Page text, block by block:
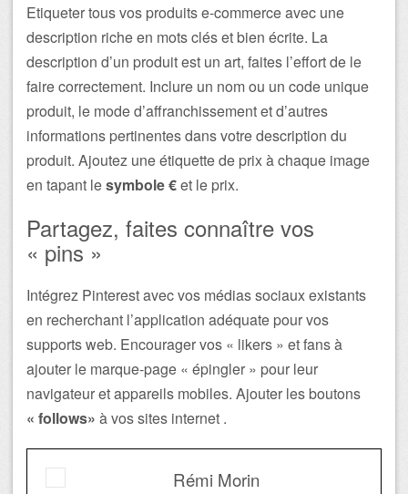
Etiqueter tous vos produits e-commerce avec une
description riche en mots clés et bien écrite. La
description d’un produit est un art, faites l’effort de le
faire correctement. Inclure un nom ou un code unique
produit, le mode d’affranchissement et d’autres
informations pertinentes dans votre description du
produit. Ajoutez une étiquette de prix à chaque image
en tapant lesymbole €et le prix.
Partagez, faites connaître vos
« pins »
Intégrez Pinterest avec vos médias sociaux existants
en recherchant l’application adéquate pour vos
supports web. Encourager vos « likers » et fans à
ajouter le marque-page « épingler » pour leur
navigateur et appareils mobiles. Ajouter les boutons
« follows» à vos sites internet .
Rémi Morin